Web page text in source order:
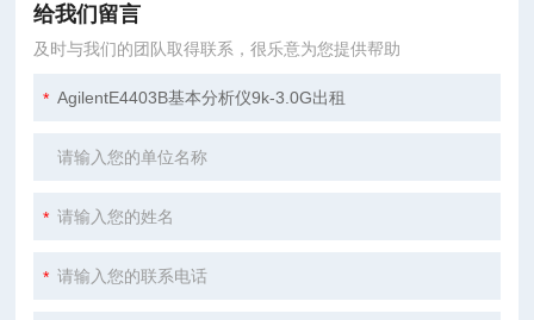
给我们留言
及时与我们的团队取得联系，很乐意为您提供帮助